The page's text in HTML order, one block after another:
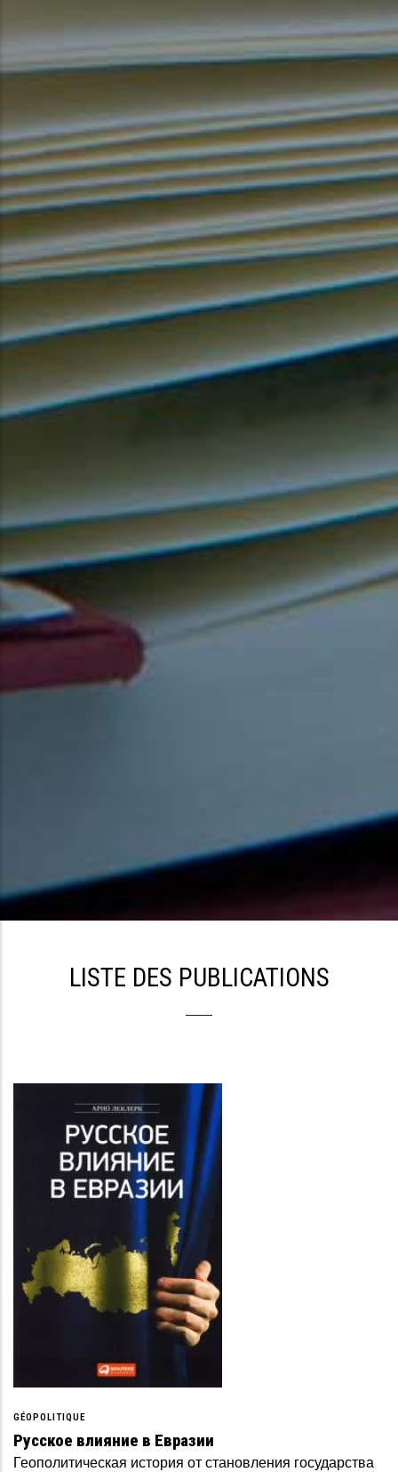
LISTE DES PUBLICATIONS
GÉOPOLITIQUE
Русское влияние в Евразии
Геополитическая история от становления государства